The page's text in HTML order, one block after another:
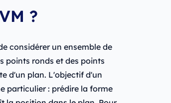
?
considérer un ensemble de
points ronds et des points
d'un plan. L'objectif d'un
particulier : prédire la forme